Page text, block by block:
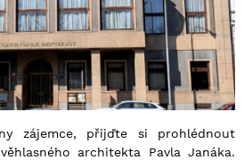
zájemce, přijďte si prohlédnout
architekta Pavla Janáka.